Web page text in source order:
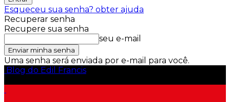
Esqueceu sua senha? obter ajuda
Recuperar senha
Recupere sua senha
seu e-mail
Uma senha será enviada por e-mail para você.
Blog do Edil Francis